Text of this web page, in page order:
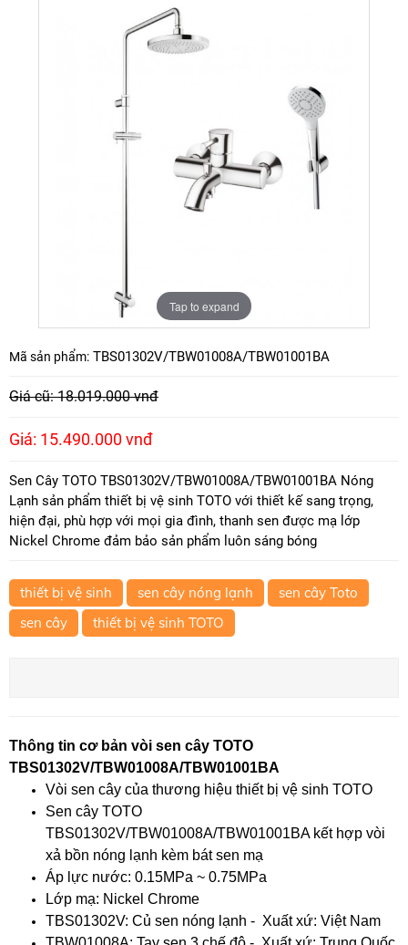
Tap to expand
Mã sản phẩm: TBS01302V/TBW01008A/TBW01001BA
Giá cũ: 18.019.000 vnđ
Giá: 15.490.000 vnđ
Sen Cây TOTO TBS01302V/TBW01008A/TBW01001BA Nóng
Lạnh sản phẩm thiết bị vệ sinh TOTO với thiết kế sang trọng,
hiện đại, phù hợp với mọi gia đình, thanh sen được mạ lớp
Nickel Chrome đảm bảo sản phẩm luôn sáng bóng
thiết bị vệ sinh sen cây nóng lạnh
sen cây Toto
sen cây
thiết bị vệ sinh TOTO
Thông tin cơ bản vòi sen cây TOTO
TBS01302V/TBW01008A/TBW01001BA
Vòi sen cây của thương hiệu thiết bị vệ sinh TOTO
Sen cây TOTO
TBS01302V/TBW01008A/TBW01001BA kết hợp vòi
xả bồn nóng lạnh kèm bát sen mạ
Áp lực nước: 0.15MPa ~ 0.75MPa
Lớp mạ: Nickel Chrome
TBS01302V: Củ sen nóng lạnh - Xuất xứ: Việt Nam